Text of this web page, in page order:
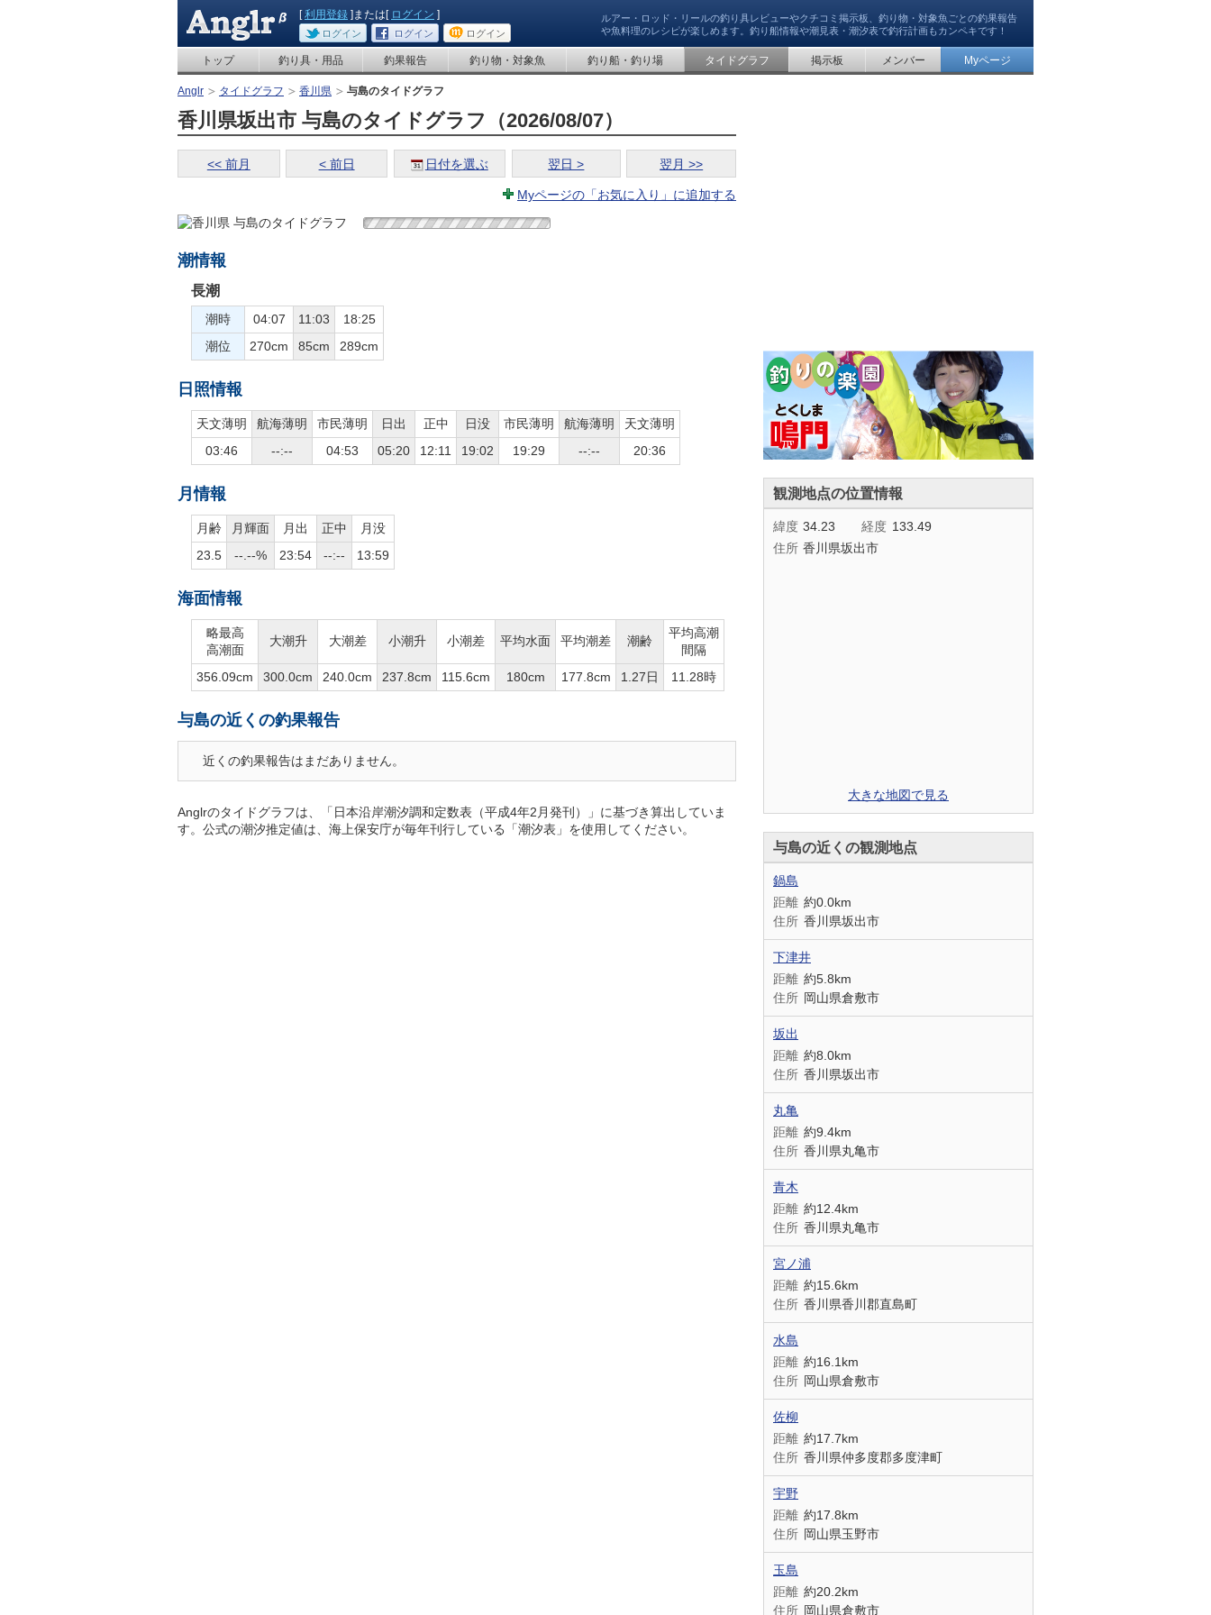
ルアー・ロッド・リールの釣り具レビューやクチコミ掲示板、釣り物・対象魚ごとの釣果報告
や魚料理のレシピが楽しめます。釣り船情報や潮見表・潮汐表で釣行計画もカンペキです！
[利用登録 ]または[ ログイン ]
ログイン ログイン ログイン
トップ 釣り具・用品 釣果報告 釣り物・対象魚 釣り船・釣り場 タイドグラフ 掲示板 メンバー Myページ
Anglr タイドグラフ 香川県 与島のタイドグラフ
香川県坂出市 与島のタイドグラフ（2026/08/07）
<< 前月 < 前日 日付を選ぶ 翌月 >>
翌日 >
Myページの「お気に入り」に追加する
潮情報
長潮
潮時 04:07 11:03
18:25
潮位
270cm 85cm 289cm
日照情報
天文薄明 航海薄明 市民薄明 日出 正中 日没 市民薄明 航海薄明
天文薄明
03:46
--:-- 04:53 05:20 12:11 19:02 19:29 --:-- 20:36
月情報
月齢 月輝面 月出 正中
月没
23.5
--.--% 23:54 --:-- 13:59
海面情報
略最高
高潮面
大潮升 大潮差 小潮升 小潮差 平均水面 平均潮差 潮齢
平均高潮
間隔
356.09cm
300.0cm 240.0cm 237.8cm 115.6cm 180cm 177.8cm 1.27日 11.28時
与島の近くの釣果報告
近くの釣果報告はまだありません。
Anglrのタイドグラフは、「日本沿岸潮汐調和定数表（平成4年2月発刊）」に基づき算出していま
す。公式の潮汐推定値は、海上保安庁が毎年刊行している「潮汐表」を使用してください。
観測地点の位置情報
緯度 34.23 経度 133.49
住所 香川県坂出市
大きな地図で見る
与島の近くの観測地点
鍋島
距離 約0.0km
住所 香川県坂出市
下津井
距離 約5.8km
住所 岡山県倉敷市
坂出
距離 約8.0km
住所 香川県坂出市
丸亀
距離 約9.4km
住所 香川県丸亀市
青木
距離 約12.4km
住所 香川県丸亀市
宮ノ浦
距離 約15.6km
住所 香川県香川郡直島町
水島
距離 約16.1km
住所 岡山県倉敷市
佐柳
距離 約17.7km
住所 香川県仲多度郡多度津町
宇野
距離 約17.8km
住所 岡山県玉野市
玉島
距離 約20.2km
住所 岡山県倉敷市